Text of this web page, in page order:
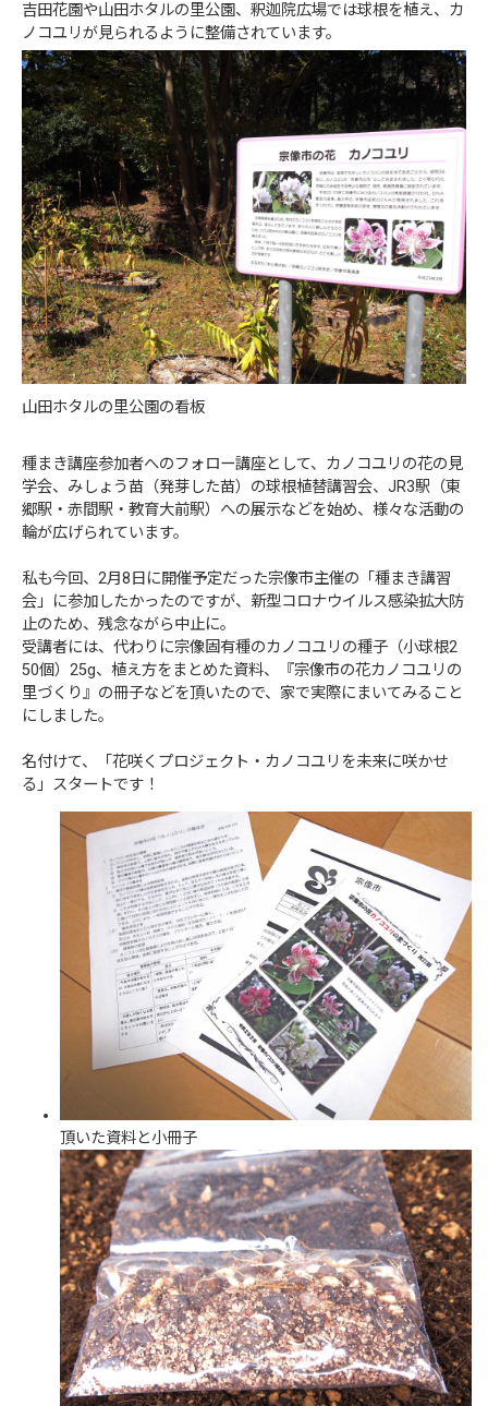
吉田花園や山田ホタルの里公園、釈迦院広場では球根を植え、カ
ノコユリが見られるように整備されています。
山田ホタルの里公園の看板
種まき講座参加者へのフォロー講座として、カノコユリの花の見
学会、みしょう苗（発芽した苗）の球根植替講習会、JR3駅（東
郷駅・赤間駅・教育大前駅）への展示などを始め、様々な活動の
輪が広げられています。
私も今回、2月8日に開催予定だった宗像市主催の「種まき講習
会」に参加したかったのですが、新型コロナウイルス感染拡大防
止のため、残念ながら中止に。
受講者には、代わりに宗像固有種のカノコユリの種子（小球根2
50個）25g、植え方をまとめた資料、『宗像市の花カノコユリの
里づくり』の冊子などを頂いたので、家で実際にまいてみること
にしました。
名付けて、「花咲くプロジェクト・カノコユリを未来に咲かせ
る」スタートです！
頂いた資料と小冊子